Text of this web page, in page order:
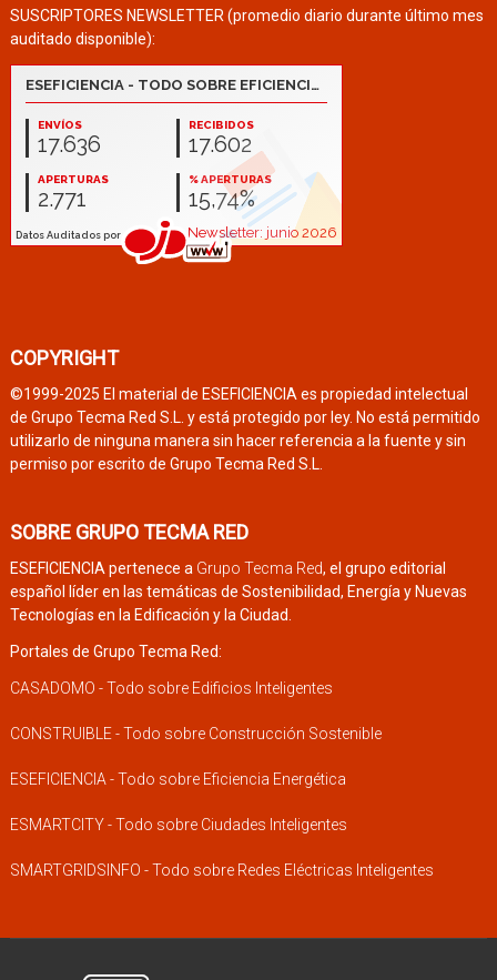
SUSCRIPTORES NEWSLETTER (promedio diario durante último mes
auditado disponible):
COPYRIGHT
©1999-2025 El material de ESEFICIENCIA es propiedad intelectual
de Grupo Tecma Red S.L. y está protegido por ley. No está permitido
utilizarlo de ninguna manera sin hacer referencia a la fuente y sin
permiso por escrito de Grupo Tecma Red S.L.
SOBRE GRUPO TECMA RED
ESEFICIENCIA pertenece a Grupo Tecma Red, el grupo editorial
español líder en las temáticas de Sostenibilidad, Energía y Nuevas
Tecnologías en la Edificación y la Ciudad.
Portales de Grupo Tecma Red:
CASADOMO - Todo sobre Edificios Inteligentes
CONSTRUIBLE - Todo sobre Construcción Sostenible
ESEFICIENCIA - Todo sobre Eficiencia Energética
ESMARTCITY - Todo sobre Ciudades Inteligentes
SMARTGRIDSINFO - Todo sobre Redes Eléctricas Inteligentes